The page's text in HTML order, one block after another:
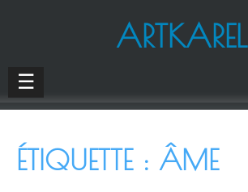
ARTKAREL
☰
ÉTIQUETTE : ÂME